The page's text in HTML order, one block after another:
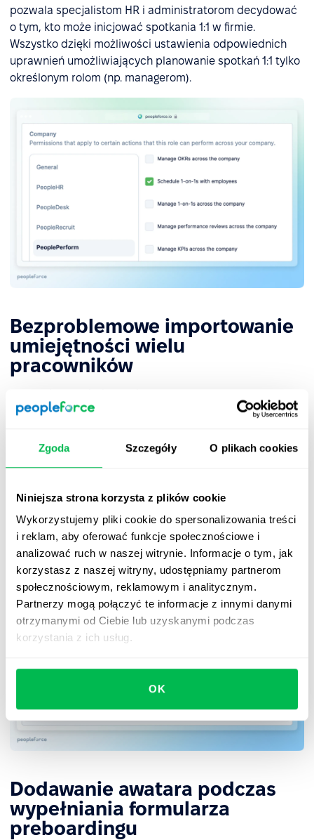
Zgoda Szczegóły O plikach cookies
Niniejsza strona korzysta z plików cookie
Wykorzystujemy pliki cookie do spersonalizowania treści
i reklam, aby oferować funkcje społecznościowe i
analizować ruch w naszej witrynie. Informacje o tym, jak
korzystasz z naszej witryny, udostępniamy partnerom
społecznościowym, reklamowym i analitycznym.
Partnerzy mogą połączyć te informacje z innymi danymi
otrzymanymi od Ciebie lub uzyskanymi podczas
korzystania z ich usług.
OK
pozwala specjalistom HR i administratorom decydować
o tym, kto może inicjować spotkania 1:1 w firmie.
Wszystko dzięki możliwości ustawienia odpowiednich
uprawnień umożliwiających planowanie spotkań 1:1 tylko
określonym rolom (np. managerom).
Bezproblemowe importowanie
umiejętności wielu
pracowników
umiejętności pracowników – wystarczy Ci do tego plik
umiejętnościami. Wszystkie umiejętności zostaną płynnie
to zarządzanie umiejętnościami i wyeliminuje
przez pracowników podczas onboardingu, oszczędzając
czas i wysiłek wszystkich zaangażowanych stron.
Dowiedz się więcej
Dodawanie awatara podczas
wypełniania formularza
preboardingu